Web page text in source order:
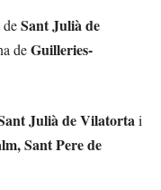
deSant Julià de
deGuilleries-
Julià de Vilatortai
Sant Pere de